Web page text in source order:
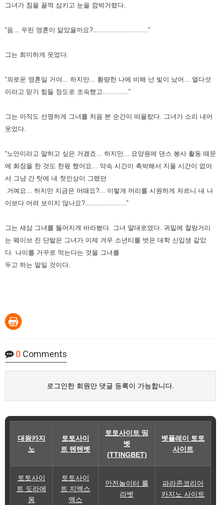
그녀가 침을 꿀꺽 삼키고 눈을 깜박거렸다.
“음... 우린 영혼이 닮았을까요?............................”
그는 희미하게 웃었다.
“외로운 영혼일 거야... 하지만... 황량한 나에 비해 넌 빛이 났어... 열다섯
이라고 믿기 힘들 정도로 조숙했고.............”
그는 아직도 선명하게 그녀를 처음 본 순간이 떠올랐다. 그녀가 소리 내어
웃었다.
“노안이라고 말하고 싶은 거겠죠... 하지만... 요양원에 댄스 봉사 활동 때문
에 화장을 한 것도 한몫 했어요... 약속 시간이 촉박해서 지울 시간이 없어
서 그냥 간 탓에 내 첫인상이 그랬던
거예요... 하지만 지금은 어때요?... 이렇게 머리를 시원하게 자르니 내 나
이보다 어려 보이지 않나요?.....................”
그는 새삼 그녀를 뚫어지게 바라봤다.
그녀 말대로였다. 귀밑에 찰랑거리
는 웨이브 진 단발은 그녀가 이제 겨우 소년티를 벗은 대학 신입생 같았
다. 나이를 거꾸로 먹는다는 것을 그녀를
두고 하는 말일 것이다.
0 Comments
로그인한 회원만 댓글 등록이 가능합니다.
대왕카지
노
토토사이
트 텐텐벳
토토사이트 띵
벳
(TTINGBET)
벳플레이 토토
사이트
토토사이
트 도라에
몽
토토사이
트 지엑스
엑스
안전놀이터 룰
라벳
파라존코리아
카지노 사이트